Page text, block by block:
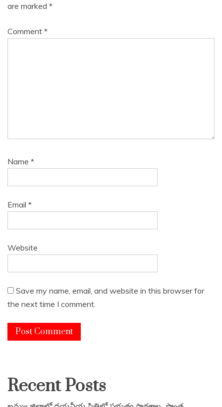
are marked *
Comment *
Name *
Email *
Website
Save my name, email, and website in this browser for
the next time I comment.
Recent Posts